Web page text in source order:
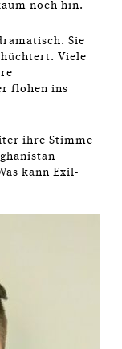
noch hin.
Sie
Viele
flohen ins
ihre Stimme
kann Exil-